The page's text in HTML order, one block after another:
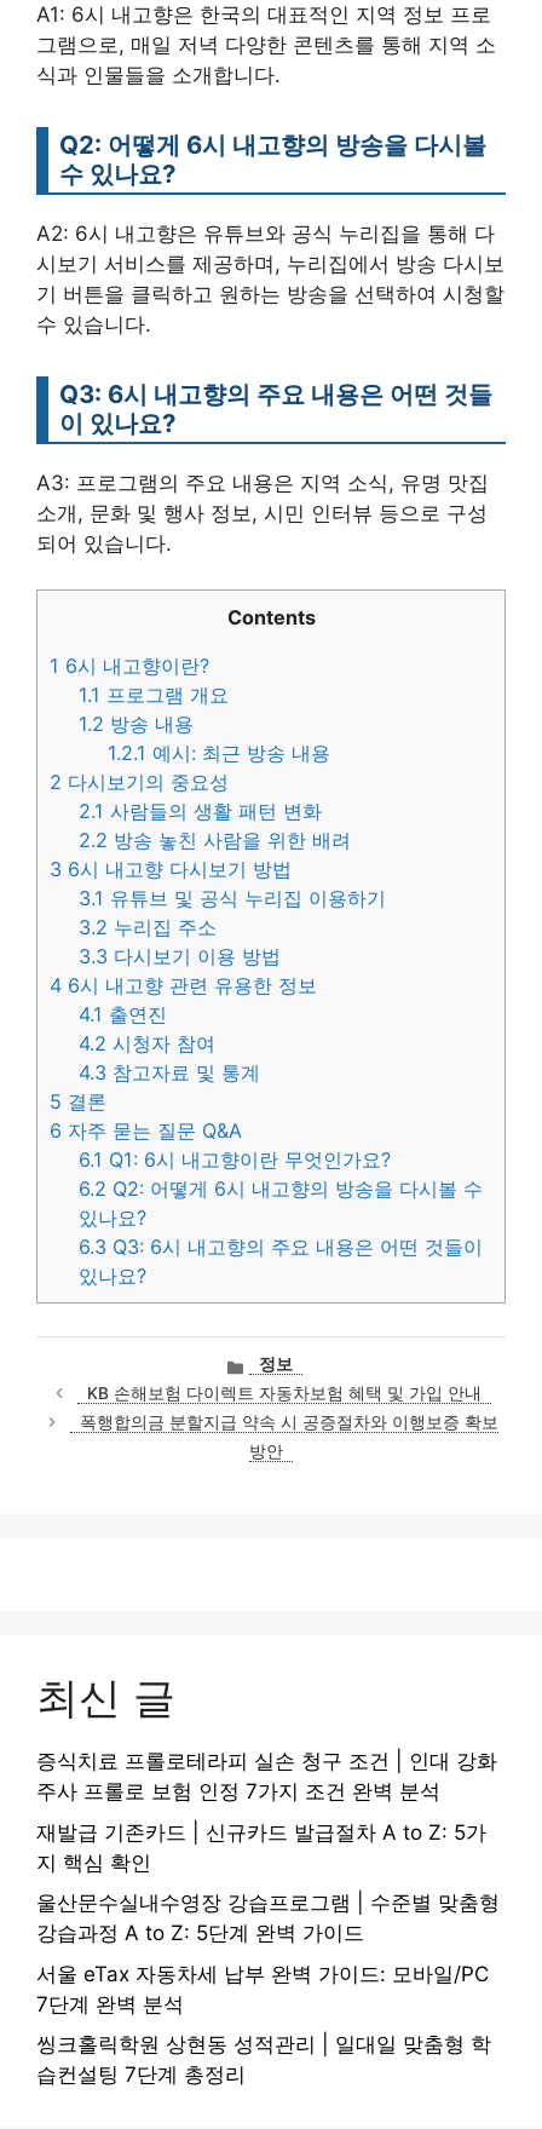
A1: 6시 내고향은 한국의 대표적인 지역 정보 프로
그램으로, 매일 저녁 다양한 콘텐츠를 통해 지역 소
식과 인물들을 소개합니다.
Q2: 어떻게 6시 내고향의 방송을 다시볼
수 있나요?
A2: 6시 내고향은 유튜브와 공식 누리집을 통해 다
시보기 서비스를 제공하며, 누리집에서 방송 다시보
기 버튼을 클릭하고 원하는 방송을 선택하여 시청할
수 있습니다.
Q3: 6시 내고향의 주요 내용은 어떤 것들
이 있나요?
A3: 프로그램의 주요 내용은 지역 소식, 유명 맛집
소개, 문화 및 행사 정보, 시민 인터뷰 등으로 구성
되어 있습니다.
Contents
1 6시 내고향이란?
1.1 프로그램 개요
1.2 방송 내용
1.2.1 예시: 최근 방송 내용
2 다시보기의 중요성
2.1 사람들의 생활 패턴 변화
2.2 방송 놓친 사람을 위한 배려
3 6시 내고향 다시보기 방법
3.1 유튜브 및 공식 누리집 이용하기
3.2 누리집 주소
3.3 다시보기 이용 방법
4 6시 내고향 관련 유용한 정보
4.1 출연진
4.2 시청자 참여
4.3 참고자료 및 통계
5 결론
6 자주 묻는 질문 Q&A
6.1 Q1: 6시 내고향이란 무엇인가요?
6.2 Q2: 어떻게 6시 내고향의 방송을 다시볼 수
있나요?
6.3 Q3: 6시 내고향의 주요 내용은 어떤 것들이
있나요?
카
테
고
리
정보
KB 손해보험 다이렉트 자동차보험 혜택 및 가입 안내
폭행합의금 분할지급 약속 시 공증절차와 이행보증 확보
방안
최신 글
증식치료 프롤로테라피 실손 청구 조건 | 인대 강화
주사 프롤로 보험 인정 7가지 조건 완벽 분석
재발급 기존카드 | 신규카드 발급절차 A to Z: 5가
지 핵심 확인
울산문수실내수영장 강습프로그램 | 수준별 맞춤형
강습과정 A to Z: 5단계 완벽 가이드
서울 eTax 자동차세 납부 완벽 가이드: 모바일/PC
7단계 완벽 분석
씽크홀릭학원 상현동 성적관리 | 일대일 맞춤형 학
습컨설팅 7단계 총정리